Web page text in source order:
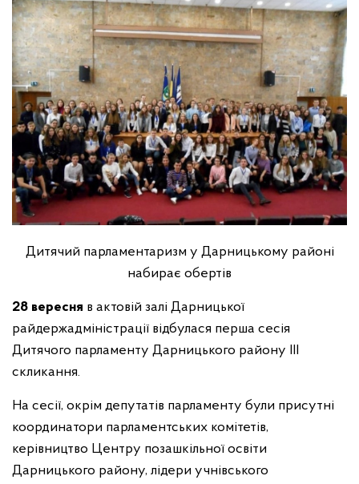
Дитячий парламентаризм у Дарницькому районі
набирає обертів
28 вересня в актовій залі Дарницької
райдержадміністрації відбулася перша сесія
Дитячого парламенту Дарницького району ІІІ
скликання.
На сесії, окрім депутатів парламенту були присутні
координатори парламентських комітетів,
керівництво Центру позашкільної освіти
Дарницького району, лідери учнівського